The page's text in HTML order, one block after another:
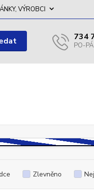
VÝROBCI
734
Zlevněno